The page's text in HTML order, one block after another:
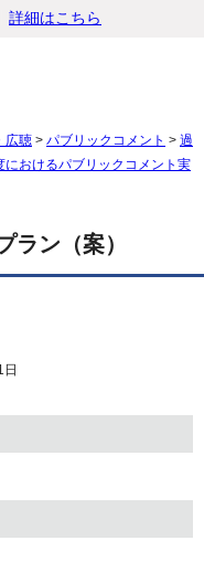
詳細はこちら
広聴 > パブリックコメント > 過
におけるパブリックコメント実
ラン（案）